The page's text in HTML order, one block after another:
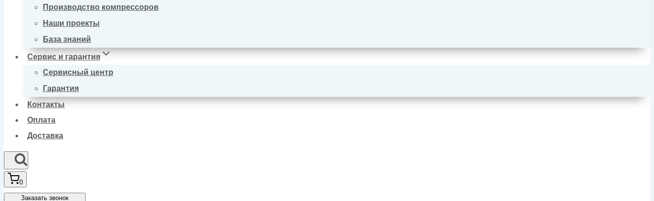
Производство компрессоров
Наши проекты
База знаний
Сервис и гарантия
Сервисный центр
Гарантия
Контакты
Оплата
Доставка
0
Заказать звонок